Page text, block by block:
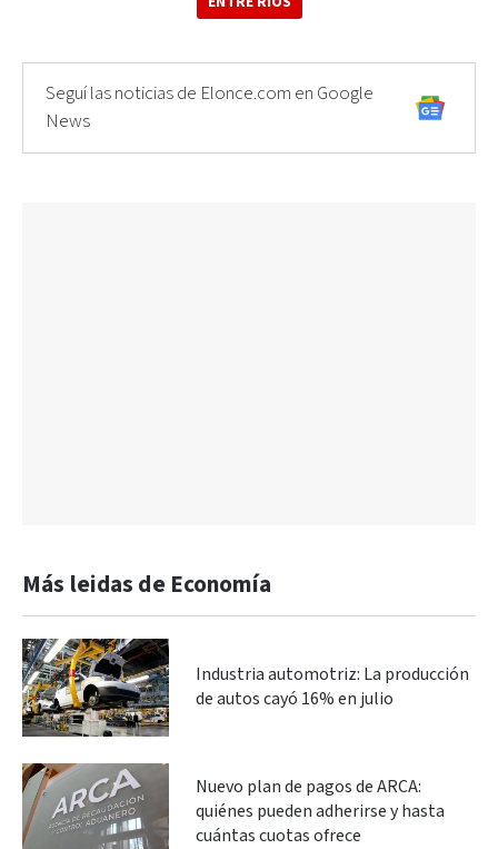
Seguí las noticias de Elonce.com en Google
News
Más leidas de Economía
Industria automotriz: La producción
de autos cayó 16% en julio
Nuevo plan de pagos de ARCA:
quiénes pueden adherirse y hasta
cuántas cuotas ofrece